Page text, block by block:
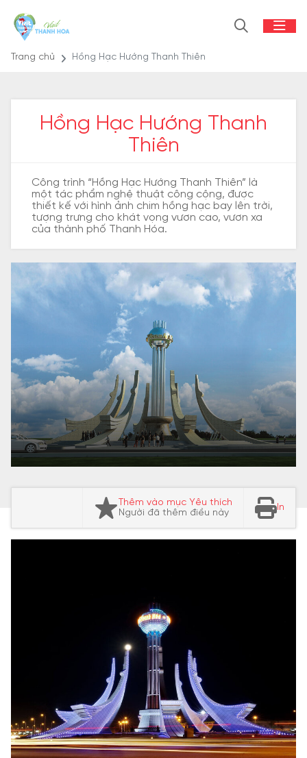
Trang chủ Hồng Hạc Hướng Thanh Thiên
Hồng Hạc Hướng Thanh
Thiên
Công trình “Hồng Hạc Hướng Thanh Thiên” là
một tác phẩm nghệ thuật công cộng, được
thiết kế với hình ảnh chim hồng hạc bay lên trời,
tượng trưng cho khát vọng vươn cao, vươn xa
của thành phố Thanh Hóa.
Thêm vào mục Yêu thích
Người đã thêm điều này
In